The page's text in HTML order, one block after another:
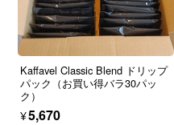
Kaffavel Classic Blend ドリップ
パック（お買い得バラ30パッ
ク）
¥5,670